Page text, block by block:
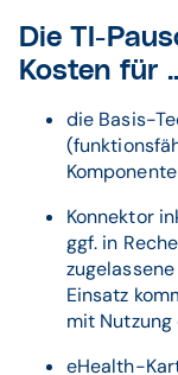
Die TI-
Kosten für
die Basis-
Konnektor
ggf. in
Einsatz
mit
eHealth-